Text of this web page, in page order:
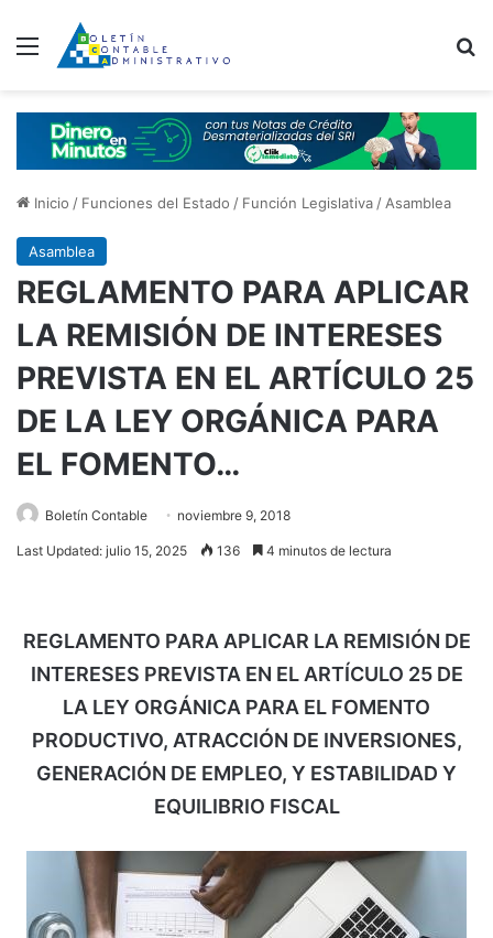
Menú
Inicio / Funciones del Estado / Función Legislativa / Asamblea
Asamblea
REGLAMENTO PARA APLICAR
LA REMISIÓN DE INTERESES
PREVISTA EN EL ARTÍCULO 25
DE LA LEY ORGÁNICA PARA
EL FOMENTO…
Boletín Contable noviembre 9, 2018
Last Updated: julio 15, 2025 136 4 minutos de lectura
REGLAMENTO PARA APLICAR LA REMISIÓN DE
INTERESES PREVISTA EN EL ARTÍCULO 25 DE
LA LEY ORGÁNICA PARA EL FOMENTO
PRODUCTIVO, ATRACCIÓN DE INVERSIONES,
GENERACIÓN DE EMPLEO, Y ESTABILIDAD Y
EQUILIBRIO FISCAL